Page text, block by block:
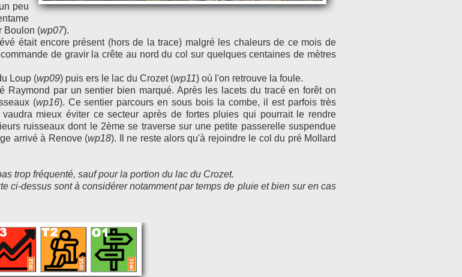
peu
Boulon (wp07).
était encore présent (hors de la trace) malgré les chaleurs de ce mois de
de gravir la crête au nord du col sur quelques centaines de mètres
Loup (wp09) puis ers le lac du Crozet (wp11) où l'on retrouve la foule.
Raymond par un sentier bien marqué. Après les lacets du tracé en forêt on
(wp16). Ce sentier parcours en sous bois la combe, il est parfois très
mieux éviter ce secteur après de fortes pluies qui pourrait le rendre
ruisseaux dont le 2ème se traverse sur une petite passerelle suspendue
arrivé à Renove (wp18). Il ne reste alors qu'à rejoindre le col du pré Mollard
trop fréquenté, sauf pour la portion du lac du Crozet.
ci-dessus sont à considérer notamment par temps de pluie et bien sur en cas